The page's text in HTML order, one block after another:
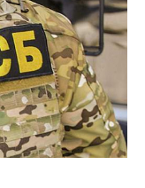
от полученных
- сообщили в
сотрудники
Сейчас назначен
просить
под стражу.